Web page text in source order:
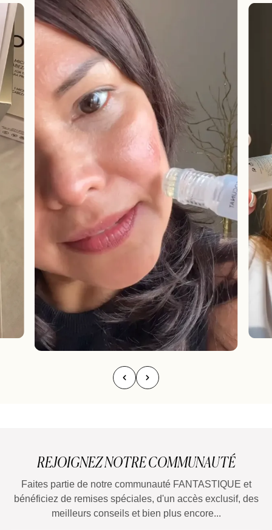
REJOIGNEZ NOTRE COMMUNAUTÉ
Faites partie de notre communauté FANTASTIQUE et
bénéficiez de remises spéciales, d'un accès exclusif, des
meilleurs conseils et bien plus encore...